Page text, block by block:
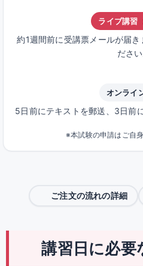
ライブ講習
約1週間前に受講票メールが届
ださい
オンライ
5日前にテキストを郵送、3日前
※本試験の申請はご自
ご注文の流れの詳細
講習日に必要